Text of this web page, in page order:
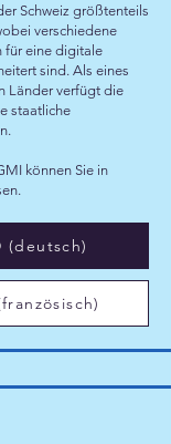
Schweiz größtenteils
verschiedene
für eine digitale
sind. Als eines
Länder verfügt die
staatliche
können Sie in
(deutsch)